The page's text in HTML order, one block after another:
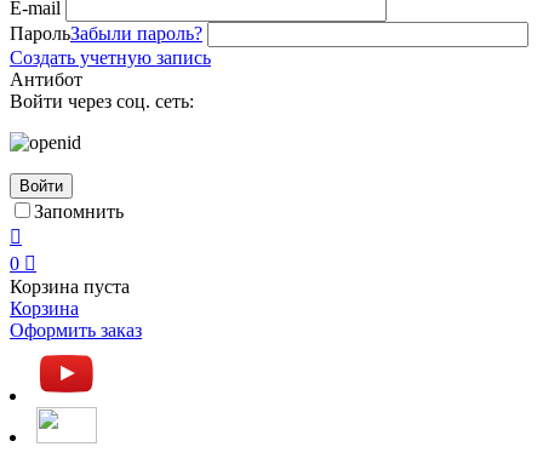
E-mail
ПарольЗабыли пароль?
Создать учетную запись
Антибот
Войти через соц. сеть:
Войти
Запомнить

0 
Корзина пуста
Корзина
Оформить заказ